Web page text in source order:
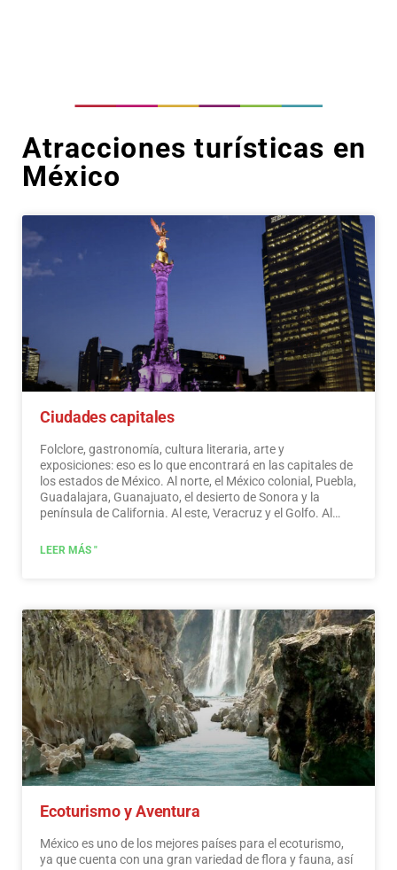
Atracciones turísticas en
México
Ciudades capitales
Folclore, gastronomía, cultura literaria, arte y
exposiciones: eso es lo que encontrará en las capitales de
los estados de México. Al norte, el México colonial, Puebla,
Guadalajara, Guanajuato, el desierto de Sonora y la
península de California. Al este, Veracruz y el Golfo. Al
Riviera Maya y las pirámides de Chichén-Itzá, Tulúm y
LEER MÁS "
Ecoturismo y Aventura
México es uno de los mejores países para el ecoturismo,
ya que cuenta con una gran variedad de flora y fauna, así